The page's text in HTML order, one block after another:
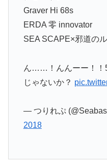
Graver Hi 68s
ERDA 零 innovator
SEA SCAPE×邪道の
ん……！んんーー！！
じゃないか？
— つりれぷ
2018